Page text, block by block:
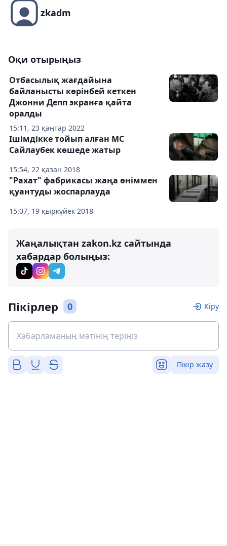
zkadm
Оқи отырыңыз
15:11, 23 қаңтар 2022
Отбасылық жағдайына
байланысты көрінбей кеткен
Джонни Депп экранға қайта
оралды
15:54, 22 қазан 2018
Ішімдікке тойып алған МС
Сайлаубек көшеде жатыр
15:07, 19 қыркүйек 2018
"Рахат" фабрикасы жаңа өніммен
қуантуды жоспарлауда
Жаңалықтан zakon.kz сайтында
хабардар болыңыз:
Пікірлер 0 Кіру
Пікір жазу